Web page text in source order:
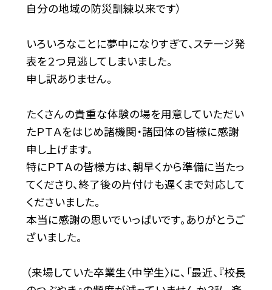
自分の地域の防災訓練以来です）
いろいろなことに夢中になりすぎて、ステージ発
表を２つ見逃してしまいました。
申し訳ありません。
たくさんの貴重な体験の場を用意していただい
たＰＴＡをはじめ諸機関・諸団体の皆様に感謝
申し上げます。
特にＰＴＡの皆様方は、朝早くから準備に当たっ
てくださり、終了後の片付けも遅くまで対応して
くださいました。
本当に感謝の思いでいっぱいです。ありがとうご
ざいました。
（来場していた卒業生〈中学生〉に、「最近、『校長